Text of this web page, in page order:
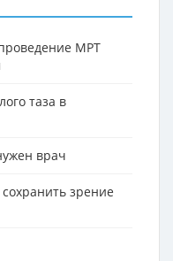
МРТ
таза в
врач
зрение